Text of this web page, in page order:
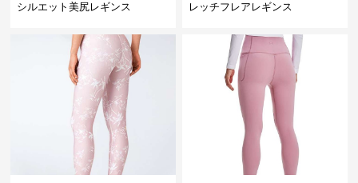
シルエット美尻レギンス
レッチフレアレギンス